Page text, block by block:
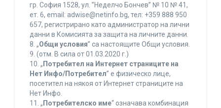
гр. София 1528, ул. ”Неделчо Бончев” № 10 № 41,
ет. 6, еmail: adwise@netinfo.bg, тел: +359 888 950
657, регистрирано като администратор на лични
данни в Комисията за защита на личните данни.
8. „Общи условия” са настоящите Общи условия.
9. (отм. В сила от 01.03.2020 г.)
10. „ Потребител на Интернет страниците на
Нет Инфо/Потребител” е физическо лице,
посетител на някоя от Интернет страниците на
Нет Инфо.
11. „ Потребителско име“ означава комбинация